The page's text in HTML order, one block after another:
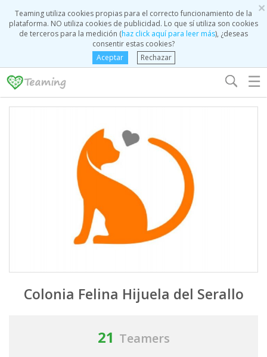
×
Teaming utiliza cookies propias para el correcto funcionamiento de la
plataforma. NO utiliza cookies de publicidad. Lo que sí utiliza son cookies
de terceros para la medición (haz click aquí para leer más), ¿deseas
consentir estas cookies?
Aceptar
Rechazar
☰
Colonia Felina Hijuela del Serallo
21 Teamers